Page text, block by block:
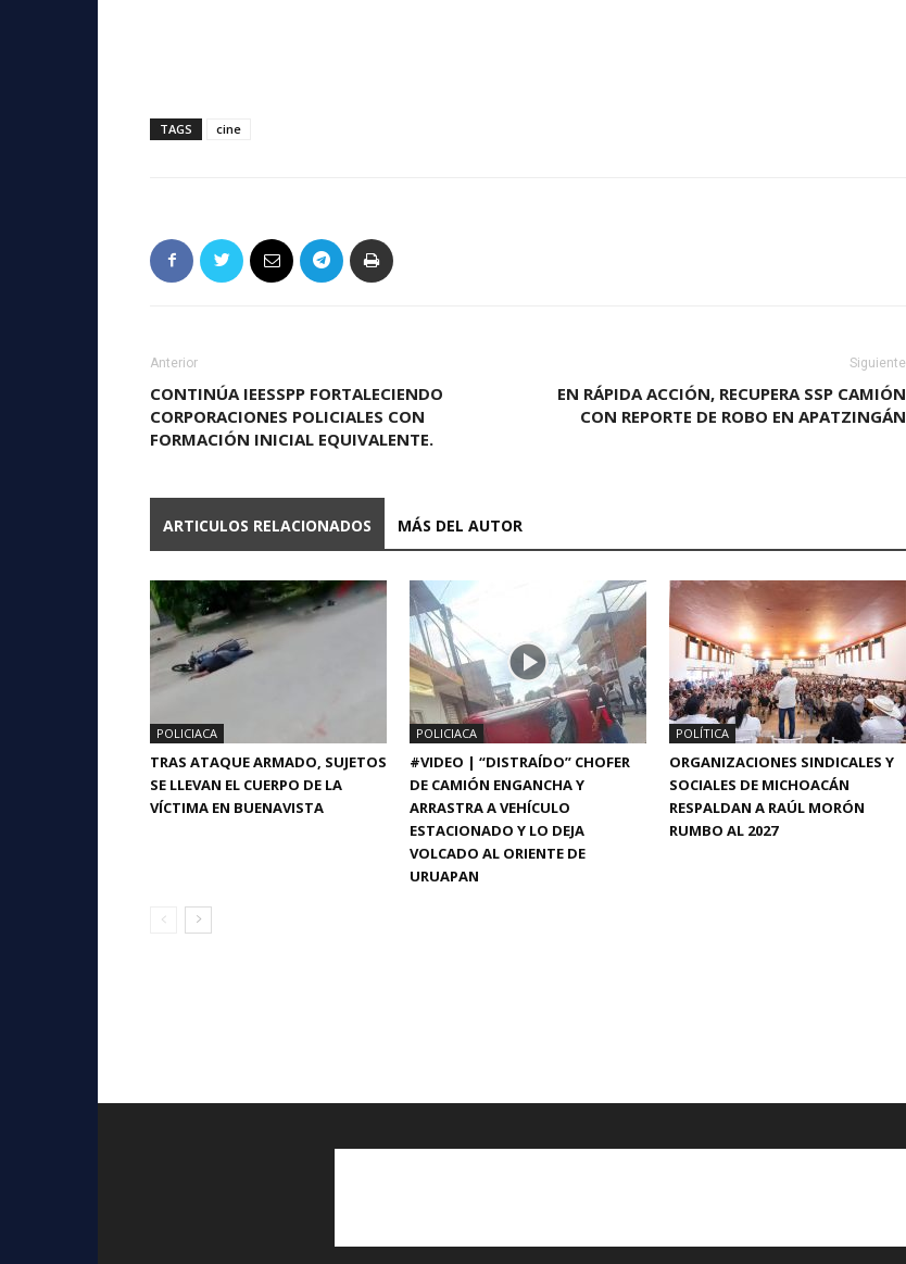
TAGS cine
Anterior
CONTINÚA IEESSPP FORTALECIENDO
CORPORACIONES POLICIALES CON
FORMACIÓN INICIAL EQUIVALENTE.
Siguiente
EN RÁPIDA ACCIÓN, RECUPERA SSP CAMIÓN
CON REPORTE DE ROBO EN APATZINGÁN
ARTICULOS RELACIONADOS MÁS DEL AUTOR
POLICIACA
TRAS ATAQUE ARMADO, SUJETOS
SE LLEVAN EL CUERPO DE LA
VÍCTIMA EN BUENAVISTA
POLICIACA
#VIDEO | “DISTRAÍDO” CHOFER
DE CAMIÓN ENGANCHA Y
ARRASTRA A VEHÍCULO
ESTACIONADO Y LO DEJA
VOLCADO AL ORIENTE DE
URUAPAN
POLÍTICA
ORGANIZACIONES SINDICALES Y
SOCIALES DE MICHOACÁN
RESPALDAN A RAÚL MORÓN
RUMBO AL 2027